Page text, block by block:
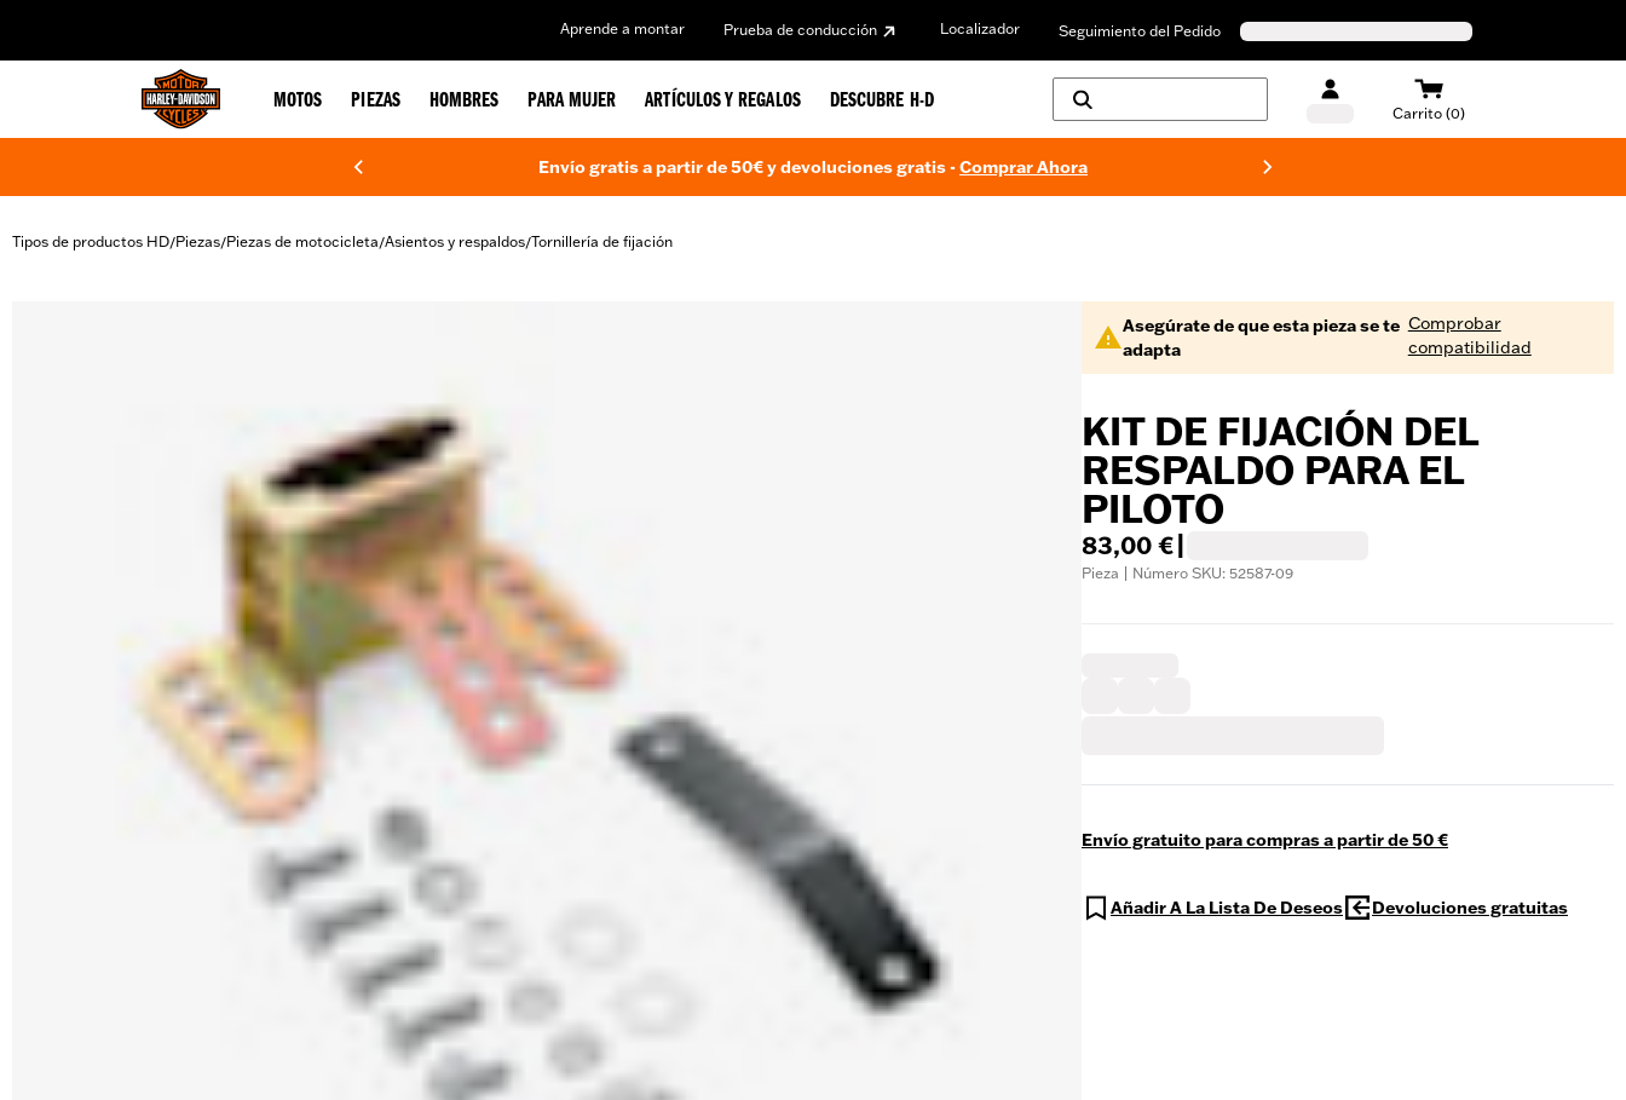
Aprende a montar Prueba de conducción Localizador Seguimiento del Pedido
MOTOS PIEZAS HOMBRES PARA MUJER ARTÍCULOS Y REGALOS DESCUBRE H-D
Carrito (0)
Envío gratis a partir de 50€ y devoluciones gratis -Comprar Ahora
Tipos de productos HD/Piezas/Piezas de motocicleta/Asientos y respaldos/Tornillería de fijación
Asegúrate de que esta pieza se te
adapta
Comprobar
compatibilidad
KIT DE FIJACIÓN DEL
RESPALDO PARA EL
PILOTO
83,00 €
Pieza | Número SKU: 52587-09
Envío gratuito para compras a partir de 50 €
Añadir A La Lista De Deseos Devoluciones gratuitas